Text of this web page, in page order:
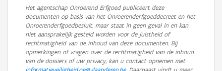
Het agentschap Onroerend Erfgoed publiceert deze
documenten op basis van het Onroerenderfgoeddecreet en het
Onroerenderfgoedbesluit, maar staat in geen geval in en kan
niet aansprakelijk gesteld worden voor de juistheid of
rechtmatigheid van de inhoud van deze documenten. Bij
opmerkingen of vragen over de rechtmatigheid van de inhoud
van de dossiers of uw privacy, kan u contact opnemen met